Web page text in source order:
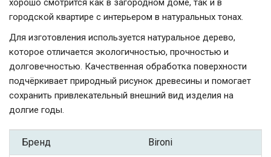
хорошо смотрится как в загородном доме, так и в
городской квартире с интерьером в натуральных тонах.
Для изготовления используется натуральное дерево,
которое отличается экологичностью, прочностью и
долговечностью. Качественная обработка поверхности
подчёркивает природный рисунок древесины и помогает
сохранить привлекательный внешний вид изделия на
долгие годы.
Бренд Bironi